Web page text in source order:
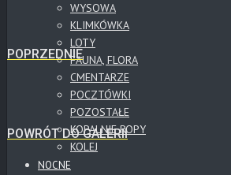
WYSOWA
KLIMKÓWKA
LOTY
FAUNA, FLORA
CMENTARZE
POCZTÓWKI
POZOSTAŁE
KOPALNIE ROPY
KOLEJ
NOCNE
POPRZEDNIE
POWRÓT DO GALERII